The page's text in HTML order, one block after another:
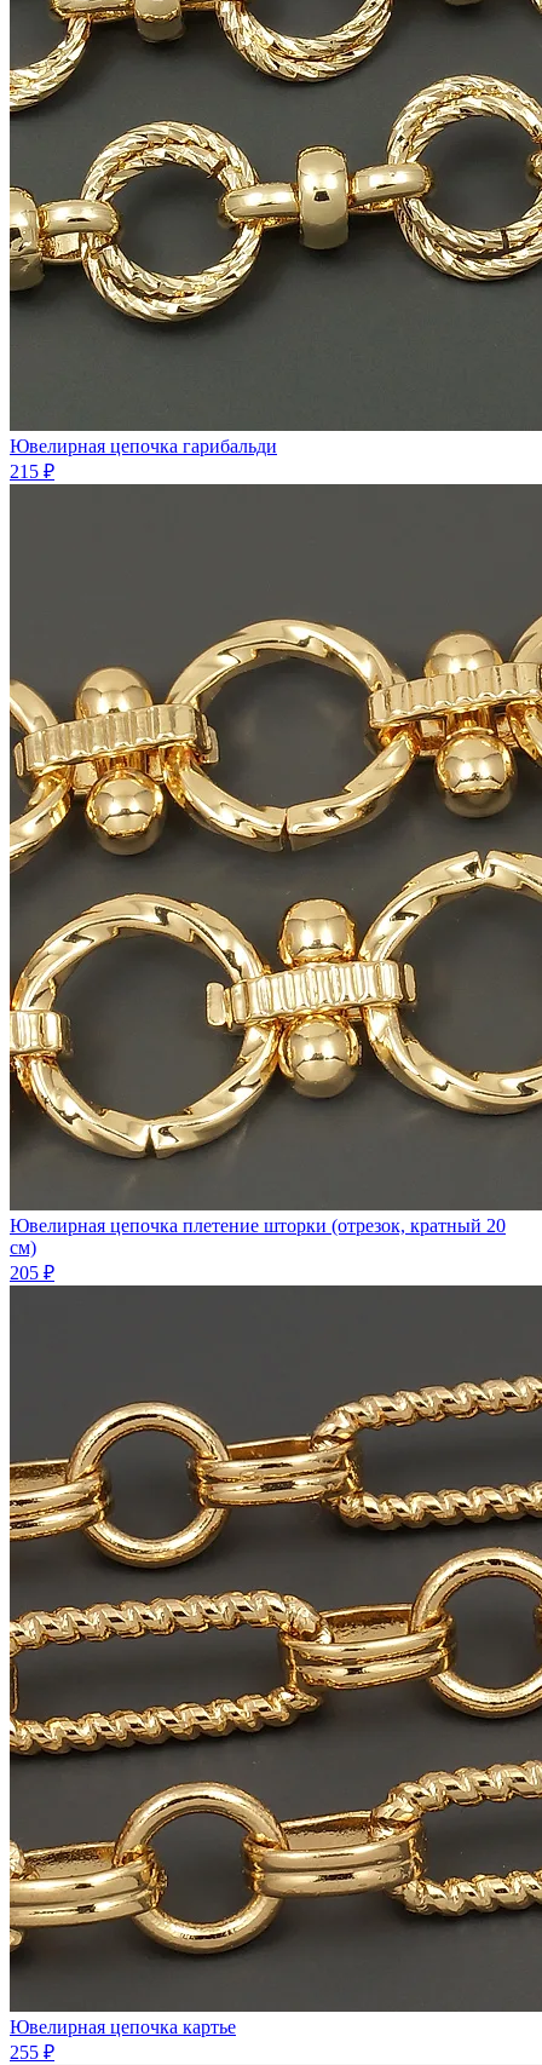
Ювелирная цепочка гарибальди
215 ₽
Ювелирная цепочка плетение шторки (отрезок, кратный 20
см)
205 ₽
Ювелирная цепочка картье
255 ₽